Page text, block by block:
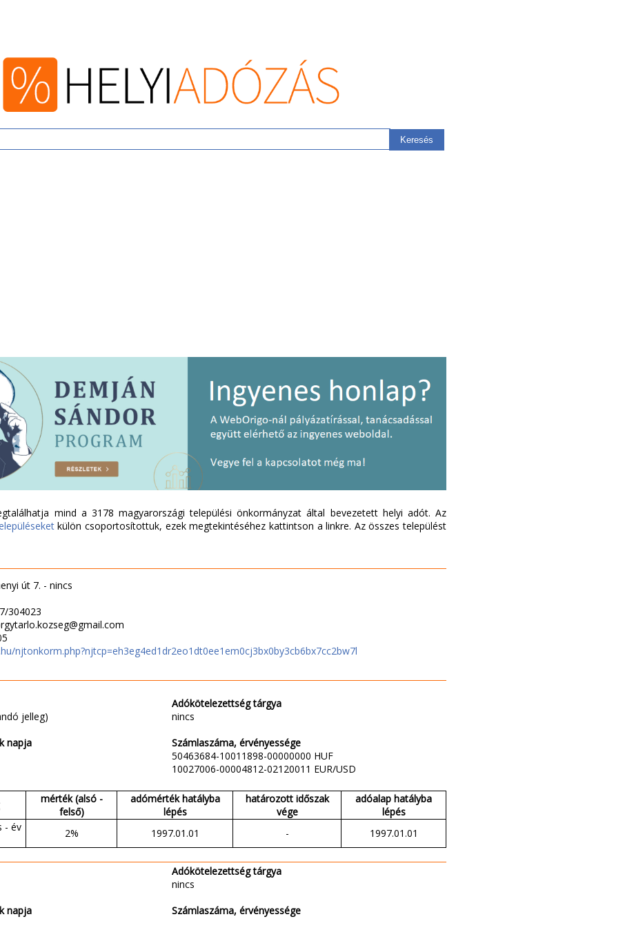
mind a 3178 magyarországi települési önkormányzat által bevezetett helyi adót. Az
külön csoportosítottuk, ezek megtekintéséhez kattintson a linkre. Az összes települést
út 7. - nincs
304023
njtonkorm.php?njtcp=eh3eg4ed1dr2eo1dt0ee1em0cj3bx0by3cb6bx7cc2bw7l
jelleg)
napja
Adókötelezettség tárgya
nincs
Számlaszáma, érvényessége
50463684-10011898-00000000 HUF
10027006-00004812-02120011 EUR/USD
mérték (alsó -
felső)
adómérték hatályba
lépés
határozott időszak
vége
adóalap hatályba
lépés
- év
2% 1997.01.01 - 1997.01.01
napja
Adókötelezettség tárgya
nincs
Számlaszáma, érvényessége